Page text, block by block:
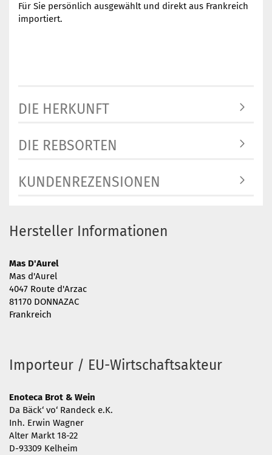
Für Sie persönlich ausgewählt und direkt aus Frankreich
importiert.
DIE HERKUNFT
DIE REBSORTEN
KUNDENREZENSIONEN
Hersteller Informationen
Mas D'Aurel
Mas d'Aurel
4047 Route d'Arzac
81170 DONNAZAC
Frankreich
Importeur / EU-Wirtschaftsakteur
Enoteca Brot & Wein
Da Bäck‘ vo‘ Randeck e.K.
Inh. Erwin Wagner
Alter Markt 18-22
D-93309 Kelheim